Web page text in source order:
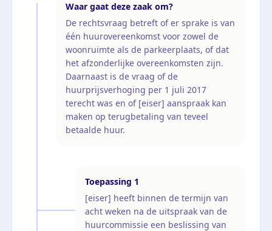
Waar gaat deze zaak om?
De rechtsvraag betreft of er sprake is van
één huurovereenkomst voor zowel de
woonruimte als de parkeerplaats, of dat
het afzonderlijke overeenkomsten zijn.
Daarnaast is de vraag of de
huurprijsverhoging per 1 juli 2017
terecht was en of [eiser] aanspraak kan
maken op terugbetaling van teveel
betaalde huur.
Toepassing 1
[eiser] heeft binnen de termijn van
acht weken na de uitspraak van de
huurcommissie een beslissing van